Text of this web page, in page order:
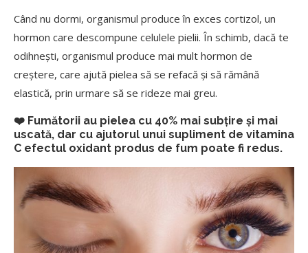
Când nu dormi, organismul produce în exces cortizol, un
hormon care descompune celulele pielii. În schimb, dacă te
odihneşti, organismul produce mai mult hormon de
creştere, care ajută pielea să se refacă şi să rămână
elastică, prin urmare să se rideze mai greu.
❤️ Fumătorii au pielea cu 40% mai subţire şi mai
uscată, dar cu ajutorul unui supliment de vitamina
C efectul oxidant produs de fum poate fi redus.